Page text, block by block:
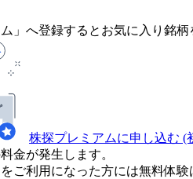
」へ登録するとお気に入り銘
株探プレミアムに申し込む (
金が発生します。
ご利用になった方には無料体験